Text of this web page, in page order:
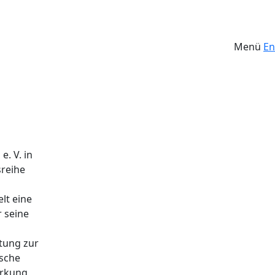
Menü En
V. in
eine
seine
zur